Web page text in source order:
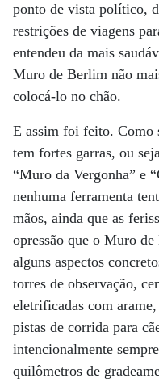
ponto de vista político,
restrições de viagens
entendeu da mais
Muro de Berlim não
colocá-lo no chão.
E assim foi feito. Como
tem fortes garras, ou
“Muro da Vergonha” e
nenhuma ferramenta
mãos, ainda que as
opressão que o Muro
alguns aspectos
torres de observação,
eletrificadas com
pistas de corrida para
intencionalmente
quilômetros de